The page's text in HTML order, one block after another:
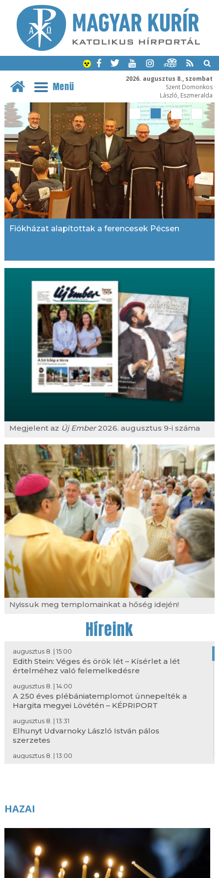
2026. augusztus 8., szombat
Szent Domonkos
László, Eszmeralda
Menü
Fiókházat alapítottak a ferencesek Pécsen
Megjelent az Új Ember2026. augusztus 9-i száma
Nyissuk meg templomainkat a hőség idején!
Híreink
augusztus 8. | 15:00
Edith Stein: Véges és örök lét – Kísérlet a lét
értelméhez való felemelkedésre
augusztus 8. | 14:00
A 250 éves plébániatemplomot ünnepelték a
Hargita megyei Lövétén – KÉPRIPORT
augusztus 8. | 13:31
Elhunyt Udvarnoky László István pálos
szerzetes
augusztus 8. | 13:00
Loyolai Szent Ignác tanácsai nehézség idején
augusztus 8. | 6:00
Szent Domonkos áldozópap
augusztus 8. | 5:00
HAZAI